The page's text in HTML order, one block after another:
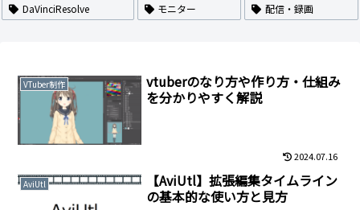
DaVinciResolve
モニター 配信・録画
VTuber制作
vtuberのなり方や作り方・仕組み
を分かりやすく解説
2024.07.16
AviUtl
【AviUtl】拡張編集タイムライン
の基本的な使い方と見方